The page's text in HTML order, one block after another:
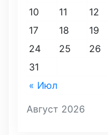
Август 2026
« Июл
10
11 12
17
18 19
24
25 26
31